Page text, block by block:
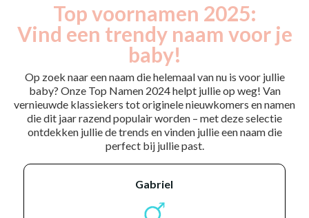
Top voornamen 2025:
Vind een trendy naam voor je
baby!
Op zoek naar een naam die helemaal van nu is voor jullie
baby? Onze Top Namen 2024 helpt jullie op weg! Van
vernieuwde klassiekers tot originele nieuwkomers en namen
die dit jaar razend populair worden – met deze selectie
ontdekken jullie de trends en vinden jullie een naam die
perfect bij jullie past.
gabriel